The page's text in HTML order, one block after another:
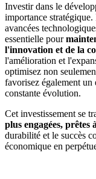
Investir dans le
importance stratégique.
avancées
essentielle pour
l'innovation et de la
l'amélioration et
optimisez non
favorisez également
constante évolution.
Cet investissement se
plus engagées, prêtes
durabilité et le succès
économique en